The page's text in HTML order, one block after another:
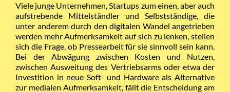
Viele junge Unternehmen, Startups zum einen, aber auch
aufstrebende Mittelständler und Selbstständige, die
unter anderem durch den digitalen Wandel angetrieben
werden mehr Aufmerksamkeit auf sich zu lenken, stellen
sich die Frage, ob Pressearbeit für sie sinnvoll sein kann.
Bei der Abwägung zwischen Kosten und Nutzen,
zwischen Ausweitung des Vertriebsarms oder etwa der
Investition in neue Soft- und Hardware als Alternative
zur medialen Aufmerksamkeit, fällt die Entscheidung am